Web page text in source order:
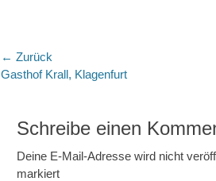
Beitragsnavigation
← Zurück
Vorheriger
Gasthof Krall, Klagenfurt
Schreibe einen
Deine E-Mail-Adresse wird nicht
markiert